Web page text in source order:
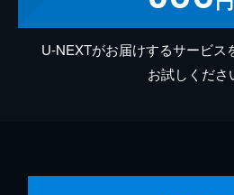
U-NEXTがお届けするサービス
お試しくださ